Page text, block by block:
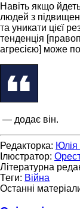
Навіть якщо
людей з
та уникати цієї
тенденція
агресією] може
— додає він.
Редакторка:
Ілюстратор:
Літературна
Теги: Війна
Останні